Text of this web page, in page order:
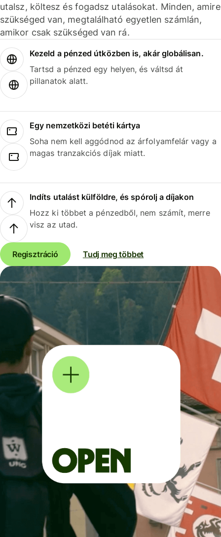
utalsz, költesz és fogadsz utalásokat. Minden, amire
szükséged van, megtalálható egyetlen számlán,
amikor csak szükséged van rá.
Kezeld a pénzed útközben is, akár globálisan.
Tartsd a pénzed egy helyen, és váltsd át
pillanatok alatt.
Egy nemzetközi betéti kártya
Soha nem kell aggódnod az árfolyamfelár vagy a
magas tranzakciós díjak miatt.
Indíts utalást külföldre, és spórolj a díjakon
Hozz ki többet a pénzedből, nem számít, merre
visz az utad.
Regisztráció Tudj meg többet